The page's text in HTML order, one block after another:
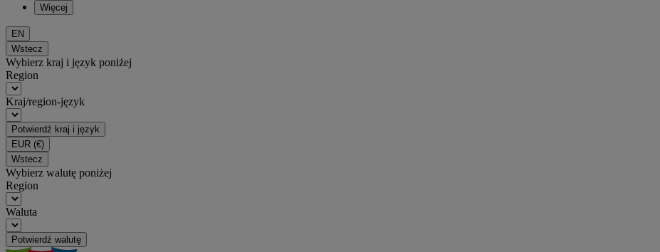
Więcej
EN
Wstecz
Wybierz kraj i język poniżej
Region
Kraj/region-język
Potwierdź kraj i język
EUR (€)
Wstecz
Wybierz walutę poniżej
Region
Waluta
Potwierdź walutę